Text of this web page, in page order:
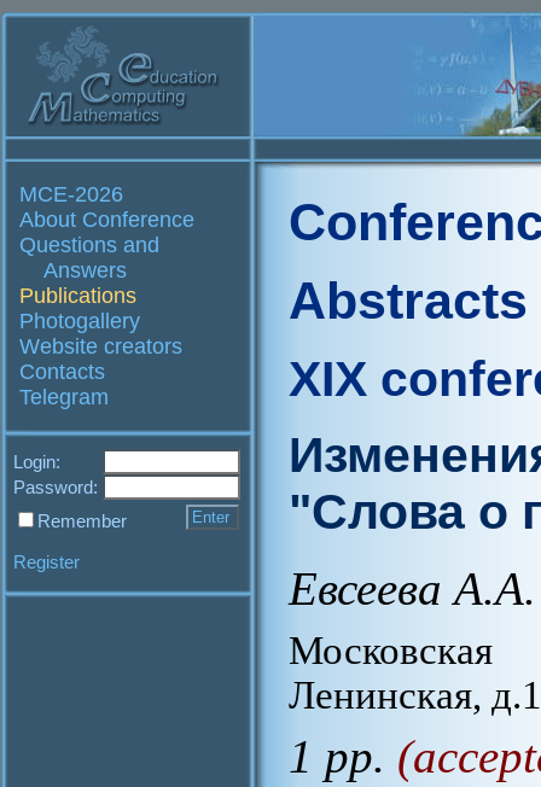
MCE-2026
About Conference
Questions and
Answers
Publications
Photogallery
Website creators
Contacts
Telegram
Login:
Password:
Remember
Register
Abstracts
XIX
"Слова о
Евсеева А.А.
Ленинская,
1 pp.